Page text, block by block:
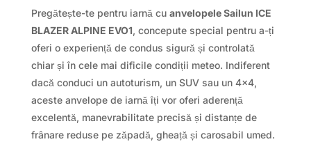
Pregătește-te pentru iarnă cu anvelopele Sailun ICE
BLAZER ALPINE EVO1, concepute special pentru a-ți
oferi o experiență de condus sigură și controlată
chiar și în cele mai dificile condiții meteo. Indiferent
dacă conduci un autoturism, un SUV sau un 4×4,
aceste anvelope de iarnă îți vor oferi aderență
excelentă, manevrabilitate precisă și distanțe de
frânare reduse pe zăpadă, gheață și carosabil umed.